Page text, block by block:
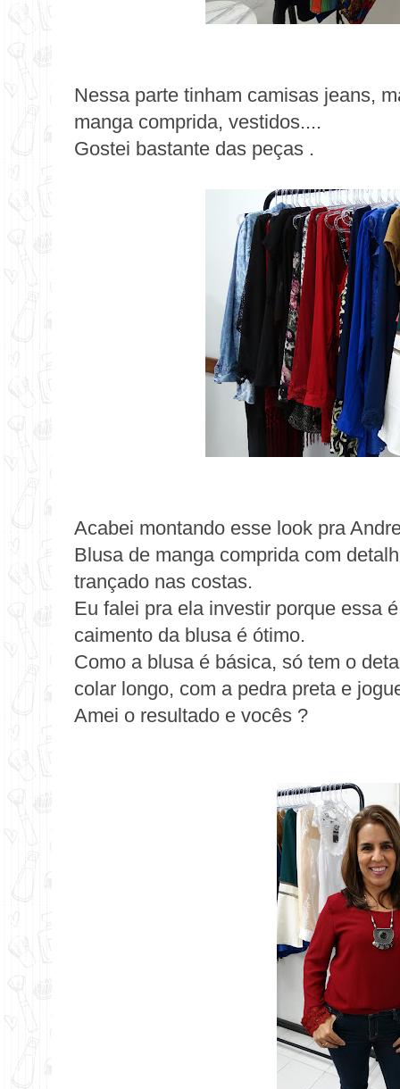
Nessa parte tinham camisas jeans,
manga comprida, vestidos....
Gostei bastante das peças .
Acabei montando esse look pra
Blusa de manga comprida com
trançado nas costas.
Eu falei pra ela investir porque essa
caimento da blusa é ótimo.
Como a blusa é básica, só tem o
colar longo, com a pedra preta e
Amei o resultado e vocês ?